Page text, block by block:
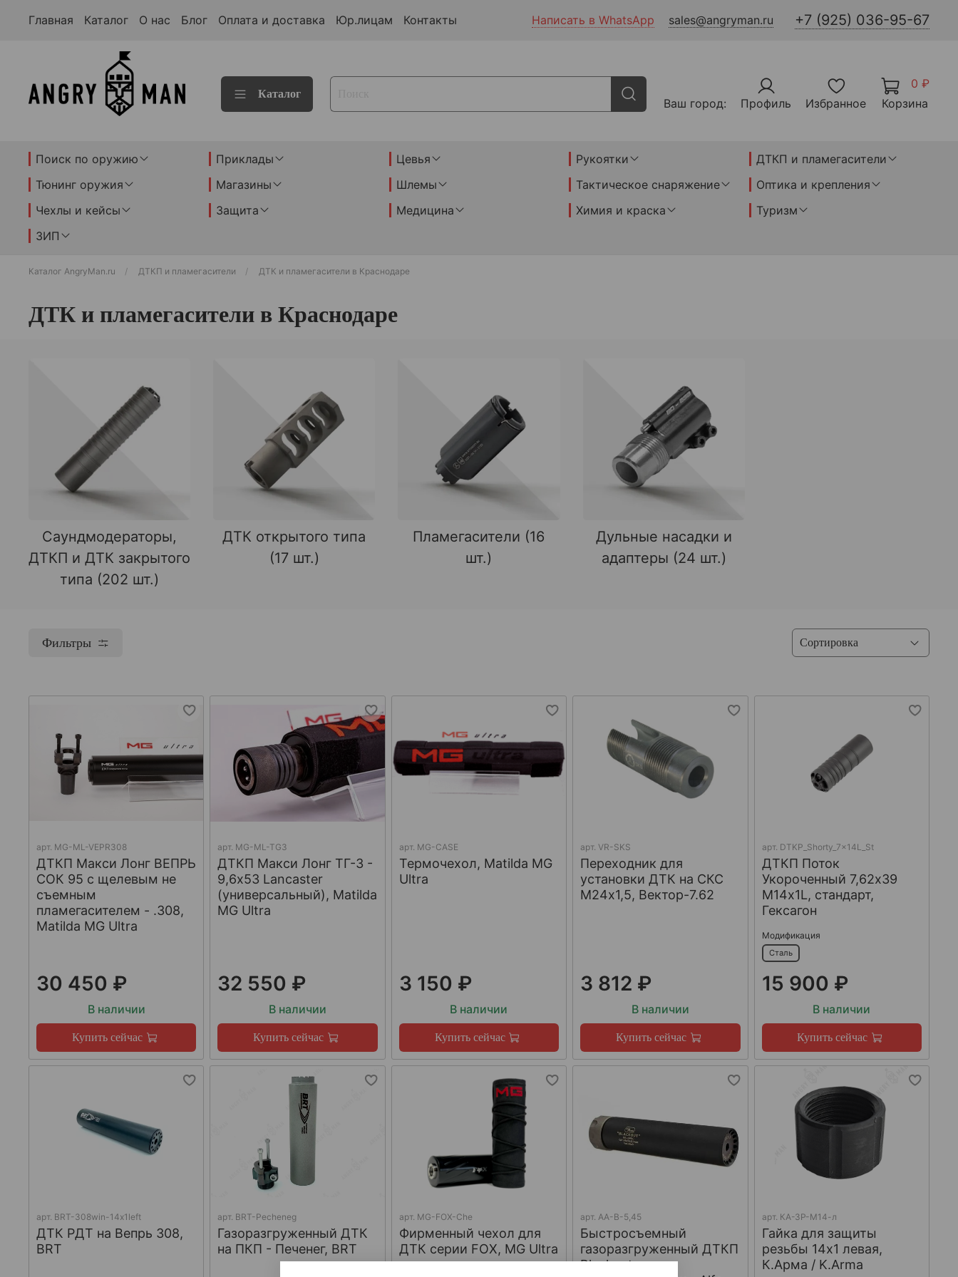
Главная Каталог О нас Блог Оплата и доставка Юр.лицам Контакты Написать в WhatsApp sales@angryman.ru +7 (925) 036-95-67
Каталог
Ваш город: Профиль Избранное
0 ₽
Корзина
Поиск по оружию Приклады Цевья Рукоятки
ДТКП и пламегасители
Тюнинг оружия
Магазины Шлемы Тактическое снаряжение
Оптика и крепления
Чехлы и кейсы
Защита Медицина Химия и краска
Туризм
ЗИП
Каталог AngryMan.ru ДТКП и пламегасители ДТК и пламегасители в Краснодаре
ДТК и пламегасители в Краснодаре
Саундмодераторы,
ДТКП и ДТК закрытого
типа (202 шт.)
ДТК открытого типа
(17 шт.)
Пламегасители (16
шт.)
Дульные насадки и
адаптеры (24 шт.)
Фильтры
арт. МG-ML-VEPR308
ДТКП Макси Лонг ВЕПРЬ
СОК 95 с щелевым не
съемным
пламегасителем - .308,
Matilda MG Ultra
30 450 ₽
В наличии
Купить сейчас
арт. MG-ML-TG3
ДТКП Макси Лонг ТГ-3 -
9,6x53 Lancaster
(универсальный), Matilda
MG Ultra
32 550 ₽
В наличии
Купить сейчас
арт. MG-CASE
Термочехол, Matilda MG
Ultra
3 150 ₽
В наличии
Купить сейчас
арт.VR-SKS
Переходник для
установки ДТК на СКС
М24х1,5, Вектор-7.62
3 812 ₽
В наличии
Купить сейчас
арт. DTKP_Shorty_7x14L_St
ДТКП Поток
Укороченный 7,62х39
М14х1L, стандарт,
Гексагон
Модификация
Сталь
15 900 ₽
В наличии
Купить сейчас
арт. BRT-308win-14х1left
ДТК РДТ на Вепрь 308,
BRT
арт. BRT-Pecheneg
Газоразгруженный ДТК
на ПКП - Печенег, BRT
арт. MG-FOX-Che
Фирменный чехол для
ДТК серии FOX, MG Ultra
арт. AA-B-5,45
Быстросъемный
газоразгруженный ДТКП
Blackout
арт. КА-ЗР-М14-л
Гайка для защиты
резьбы 14x1 левая,
К.Арма / K.Arma